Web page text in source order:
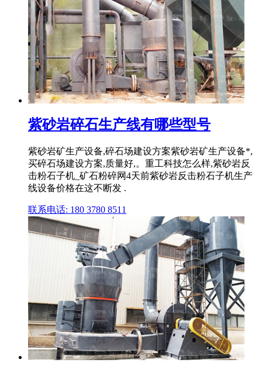
紫砂岩碎石生产线有哪些型号
紫砂岩矿生产设备,碎石场建设方案紫砂岩矿生产设备*,
买碎石场建设方案,质量好,。重工科技怎么样,紫砂岩反
击粉石子机_矿石粉碎网4天前紫砂岩反击粉石子机生产
线设备价格在这不断发 .
联系电话: 180 3780 8511